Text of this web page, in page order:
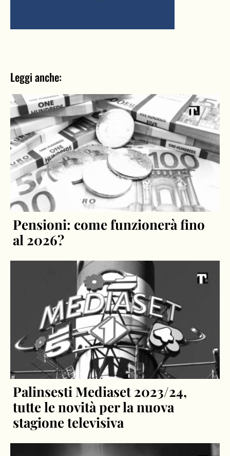
Leggi anche:
Pensioni: come funzionerà fino
al 2026?
Palinsesti Mediaset 2023/24,
tutte le novità per la nuova
stagione televisiva